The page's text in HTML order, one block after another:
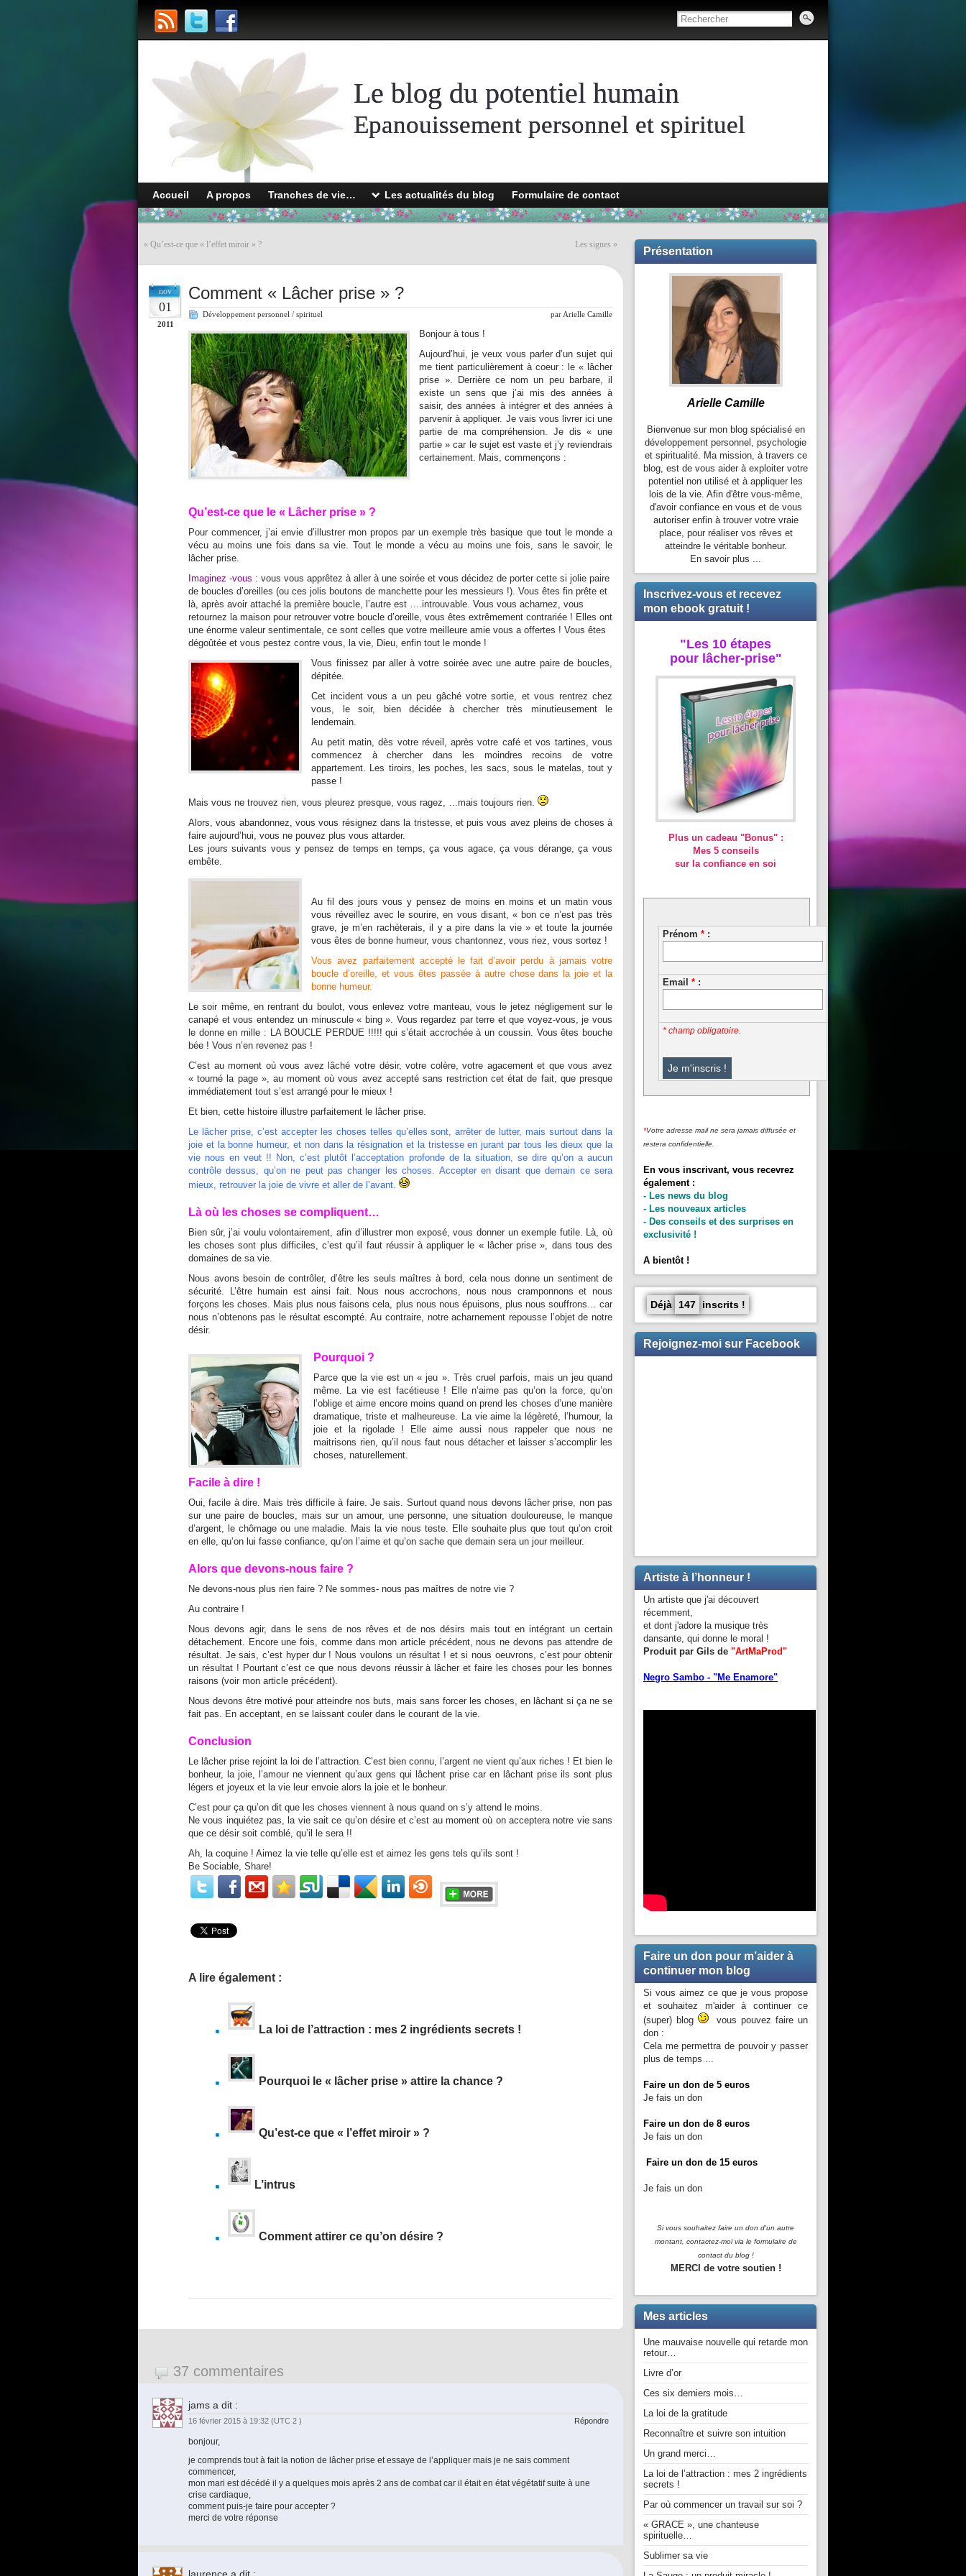
Le blog du potentiel humain
Epanouissement personnel et spirituel
Accueil A propos Tranches de vie… Les actualités du blog Formulaire de contact
« Qu’est-ce que « l’effet miroir » ? Les signes »
nov
01
2011
Comment « Lâcher prise » ?
Développement personnel / spirituel par Arielle Camille
Bonjour à tous !
Aujourd’hui, je veux vous parler d’un sujet qui
me tient particulièrement à coeur : le « lâcher
prise ». Derrière ce nom un peu barbare, il
existe un sens que j’ai mis des années à
saisir, des années à intégrer et des années à
parvenir à appliquer. Je vais vous livrer ici une
partie de ma compréhension. Je dis « une
partie » car le sujet est vaste et j’y reviendrais
certainement. Mais, commençons :
Qu’est-ce que le « Lâcher prise » ?
Pour commencer, j’ai envie d’illustrer mon propos par un exemple très basique que tout le monde a
vécu au moins une fois dans sa vie. Tout le monde a vécu au moins une fois, sans le savoir, le
lâcher prise.
Imaginez -vous : vous vous apprêtez à aller à une soirée et vous décidez de porter cette si jolie paire
de boucles d’oreilles (ou ces jolis boutons de manchette pour les messieurs !). Vous êtes fin prête et
là, après avoir attaché la première boucle, l’autre est ….introuvable. Vous vous acharnez, vous
retournez la maison pour retrouver votre boucle d’oreille, vous êtes extrêmement contrariée ! Elles ont
une énorme valeur sentimentale, ce sont celles que votre meilleure amie vous a offertes ! Vous êtes
dégoûtée et vous pestez contre vous, la vie, Dieu, enfin tout le monde !
Vous finissez par aller à votre soirée avec une autre paire de boucles,
dépitée.
Cet incident vous a un peu gâché votre sortie, et vous rentrez chez
vous, le soir, bien décidée à chercher très minutieusement le
lendemain.
Au petit matin, dès votre réveil, après votre café et vos tartines, vous
commencez à chercher dans les moindres recoins de votre
appartement. Les tiroirs, les poches, les sacs, sous le matelas, tout y
passe !
Mais vous ne trouvez rien, vous pleurez presque, vous ragez, …mais toujours rien.
Alors, vous abandonnez, vous vous résignez dans la tristesse, et puis vous avez pleins de choses à
faire aujourd’hui, vous ne pouvez plus vous attarder.
Les jours suivants vous y pensez de temps en temps, ça vous agace, ça vous dérange, ça vous
embête.
Au fil des jours vous y pensez de moins en moins et un matin vous
vous réveillez avec le sourire, en vous disant, « bon ce n’est pas très
grave, je m’en rachèterais, il y a pire dans la vie » et toute la journée
vous êtes de bonne humeur, vous chantonnez, vous riez, vous sortez !
Vous avez parfaitement accepté le fait d’avoir perdu à jamais votre
boucle d’oreille, et vous êtes passée à autre chose dans la joie et la
bonne humeur.
Le soir même, en rentrant du boulot, vous enlevez votre manteau, vous le jetez négligement sur le
canapé et vous entendez un minuscule « bing ». Vous regardez par terre et que voyez-vous, je vous
le donne en mille : LA BOUCLE PERDUE !!!!! qui s’était accrochée à un coussin. Vous êtes bouche
bée ! Vous n’en revenez pas !
C’est au moment où vous avez lâché votre désir, votre colère, votre agacement et que vous avez
« tourné la page », au moment où vous avez accepté sans restriction cet état de fait, que presque
immédiatement tout s’est arrangé pour le mieux !
Et bien, cette histoire illustre parfaitement le lâcher prise.
Le lâcher prise, c’est accepter les choses telles qu’elles sont, arrêter de lutter, mais surtout dans la
joie et la bonne humeur, et non dans la résignation et la tristesse en jurant par tous les dieux que la
vie nous en veut !! Non, c’est plutôt l’acceptation profonde de la situation, se dire qu’on a aucun
contrôle dessus, qu’on ne peut pas changer les choses. Accepter en disant que demain ce sera
mieux, retrouver la joie de vivre et aller de l’avant.
Là où les choses se compliquent…
Bien sûr, j’ai voulu volontairement, afin d’illustrer mon exposé, vous donner un exemple futile. Là, où
les choses sont plus difficiles, c’est qu’il faut réussir à appliquer le « lâcher prise », dans tous des
domaines de sa vie.
Nous avons besoin de contrôler, d’être les seuls maîtres à bord, cela nous donne un sentiment de
sécurité. L’être humain est ainsi fait. Nous nous accrochons, nous nous cramponnons et nous
forçons les choses. Mais plus nous faisons cela, plus nous nous épuisons, plus nous souffrons… car
nous n’obtenons pas le résultat escompté. Au contraire, notre acharnement repousse l’objet de notre
désir.
Pourquoi ?
Parce que la vie est un « jeu ». Très cruel parfois, mais un jeu quand
même. La vie est facétieuse ! Elle n’aime pas qu’on la force, qu’on
l’oblige et aime encore moins quand on prend les choses d’une manière
dramatique, triste et malheureuse. La vie aime la légèreté, l’humour, la
joie et la rigolade ! Elle aime aussi nous rappeler que nous ne
maitrisons rien, qu’il nous faut nous détacher et laisser s’accomplir les
choses, naturellement.
Facile à dire !
Oui, facile à dire. Mais très difficile à faire. Je sais. Surtout quand nous devons lâcher prise, non pas
sur une paire de boucles, mais sur un amour, une personne, une situation douloureuse, le manque
d’argent, le chômage ou une maladie. Mais la vie nous teste. Elle souhaite plus que tout qu’on croit
en elle, qu’on lui fasse confiance, qu’on l’aime et qu’on sache que demain sera un jour meilleur.
Alors que devons-nous faire ?
Ne devons-nous plus rien faire ? Ne sommes- nous pas maîtres de notre vie ?
Au contraire !
Nous devons agir, dans le sens de nos rêves et de nos désirs mais tout en intégrant un certain
détachement. Encore une fois, comme dans mon article précédent, nous ne devons pas attendre de
résultat. Je sais, c’est hyper dur ! Nous voulons un résultat ! et si nous oeuvrons, c’est pour obtenir
un résultat ! Pourtant c’est ce que nous devons réussir à lâcher et faire les choses pour les bonnes
raisons (voir mon article précédent).
Nous devons être motivé pour atteindre nos buts, mais sans forcer les choses, en lâchant si ça ne se
fait pas. En acceptant, en se laissant couler dans le courant de la vie.
Conclusion
Le lâcher prise rejoint la loi de l’attraction. C’est bien connu, l’argent ne vient qu’aux riches ! Et bien le
bonheur, la joie, l’amour ne viennent qu’aux gens qui lâchent prise car en lâchant prise ils sont plus
légers et joyeux et la vie leur envoie alors la joie et le bonheur.
C’est pour ça qu’on dit que les choses viennent à nous quand on s’y attend le moins.
Ne vous inquiétez pas, la vie sait ce qu’on désire et c’est au moment où on acceptera notre vie sans
que ce désir soit comblé, qu’il le sera !!
Ah, la coquine ! Aimez la vie telle qu’elle est et aimez les gens tels qu’ils sont !
Be Sociable, Share!
A lire également :
La loi de l’attraction : mes 2 ingrédients secrets !
Pourquoi le « lâcher prise » attire la chance ?
Qu’est-ce que « l’effet miroir » ?
L’intrus
Comment attirer ce qu’on désire ?
37 commentaires
jams a dit :
16 février 2015 à 19:32 (UTC 2 ) Répondre
bonjour,
je comprends tout à fait la notion de lâcher prise et essaye de l’appliquer mais je ne sais comment
commencer,
mon mari est décédé il y a quelques mois après 2 ans de combat car il était en état végétatif suite à une
crise cardiaque,
comment puis-je faire pour accepter ?
merci de votre réponse
Présentation
Arielle Camille
Bienvenue sur mon blog spécialisé en
développement personnel, psychologie
et spiritualité. Ma mission, à travers ce
blog, est de vous aider à exploiter votre
potentiel non utilisé et à appliquer les
lois de la vie. Afin d'être vous-même,
d'avoir confiance en vous et de vous
autoriser enfin à trouver votre vraie
place, pour réaliser vos rêves et
atteindre le véritable bonheur.
En savoir plus ...
Inscrivez-vous et recevez
mon ebook gratuit !
"Les 10 étapes
pour lâcher-prise"
Plus un cadeau "Bonus" :
Mes 5 conseils
sur la confiance en soi
Prénom * :
Email * :
* champ obligatoire.
*Votre adresse mail ne sera jamais diffusée et
restera confidentielle.
En vous inscrivant, vous recevrez
également :
- Les news du blog
- Les nouveaux articles
- Des conseils et des surprises en
exclusivité !
A bientôt !
Déjà 147 inscrits !
Rejoignez-moi sur Facebook
Artiste à l’honneur !
Un artiste que j'ai découvert
récemment,
et dont j'adore la musique très
dansante, qui donne le moral !
Produit par Gils de "ArtMaProd"
Negro Sambo - "Me Enamore"
Faire un don pour m’aider à
continuer mon blog
Si vous aimez ce que je vous propose
et souhaitez m'aider à continuer ce
(super) blog
vous pouvez faire un
don :
Cela me permettra de pouvoir y passer
plus de temps ...
Faire un don de 5 euros
Je fais un don
Faire un don de 8 euros
Je fais un don
Faire un don de 15 euros
Je fais un don
Si vous souhaitez faire un don d'un autre
montant, contactez-moivia le formulaire de
contact du blog !
MERCI de votre soutien !
Mes articles
Une mauvaise nouvelle qui retarde mon
retour…
Livre d’or
Ces six derniers mois…
La loi de la gratitude
Reconnaître et suivre son intuition
Un grand merci…
La loi de l’attraction : mes 2 ingrédients
secrets !
Par où commencer un travail sur soi ?
« GRACE », une chanteuse
spirituelle…
Sublimer sa vie